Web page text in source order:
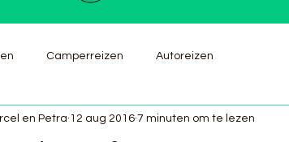
Camperreizen Autoreizen
en Petra 12 aug 2016 7 minuten om te lezen